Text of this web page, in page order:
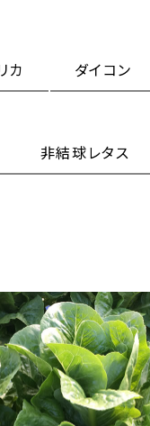
カ ダイコン
非結球レタス